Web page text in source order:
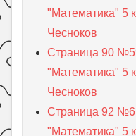
"Математика" 5
Чесноков
Страница 90
"Математика" 5
Чесноков
Страница 92
"Математика" 5